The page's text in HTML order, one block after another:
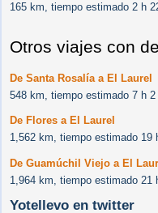
165 km, tiempo estimado 2 h
Otros viajes con
De Santa Rosalía a El Laurel
548 km, tiempo estimado 7 h 2
De Flores a El Laurel
1,562 km, tiempo estimado 19
De Guamúchil Viejo a El
1,964 km, tiempo estimado 21
Yotellevo en twitter